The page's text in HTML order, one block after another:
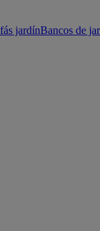
jardínBancos de